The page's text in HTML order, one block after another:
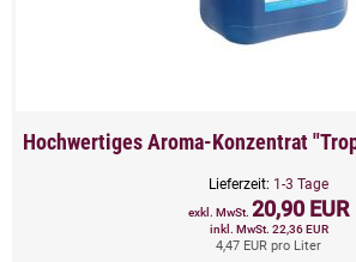
Hochwertiges Aroma-Konzentrat
Lieferzeit: 1-3 Tage
exkl. MwSt. 20,90 EUR
inkl. MwSt. 22,36 EUR
4,47 EUR pro Liter